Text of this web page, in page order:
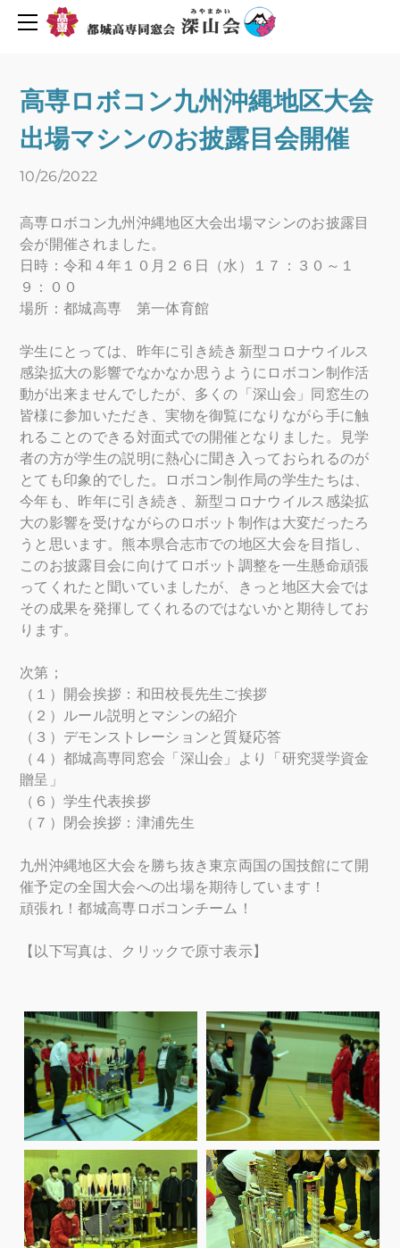
高専ロボコン九州沖縄地区大会
出場マシンのお披露目会開催
10/26/2022
高専ロボコン九州沖縄地区大会出場マシンのお披露目
会が開催されました。
日時：令和４年１０月２６日（水）１７：３０～１
９：００
場所：都城高専 第一体育館
学生にとっては、昨年に引き続き新型コロナウイルス
感染拡大の影響でなかなか思うようにロボコン制作活
動が出来ませんでしたが、多くの「深山会」同窓生の
皆様に参加いただき、実物を御覧になりながら手に触
れることのできる対面式での開催となりました。見学
者の方が学生の説明に熱心に聞き入っておられるのが
とても印象的でした。ロボコン制作局の学生たちは、
今年も、昨年に引き続き、新型コロナウイルス感染拡
大の影響を受けながらのロボット制作は大変だったろ
うと思います。熊本県合志市での地区大会を目指し、
このお披露目会に向けてロボット調整を一生懸命頑張
ってくれたと聞いていましたが、きっと地区大会では
その成果を発揮してくれるのではないかと期待してお
ります。
次第；
（１）開会挨拶：和田校長先生ご挨拶
（２）ルール説明とマシンの紹介
（３）デモンストレーションと質疑応答
（４）都城高専同窓会「深山会」より「研究奨学資金
贈呈」
（６）学生代表挨拶
（７）閉会挨拶：津浦先生
九州沖縄地区大会を勝ち抜き東京両国の国技館にて開
催予定の全国大会への出場を期待しています！
頑張れ！都城高専ロボコンチーム！
【以下写真は、クリックで原寸表示】
同窓会について
会則
組織図
会費・協力費のお願い
都城高専ゆめ基金へ寄付のお願い
H30年度行事予定
H29年度行事予定
平成30年度深山会本部活動
活動報告
Uターン転職情報
地元企業求人情報
人材バンク登録
お問い合わせ